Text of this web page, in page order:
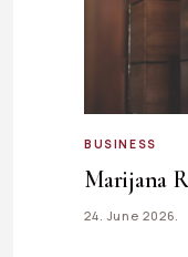
BUSINESS
Marijana
24. June 2026.